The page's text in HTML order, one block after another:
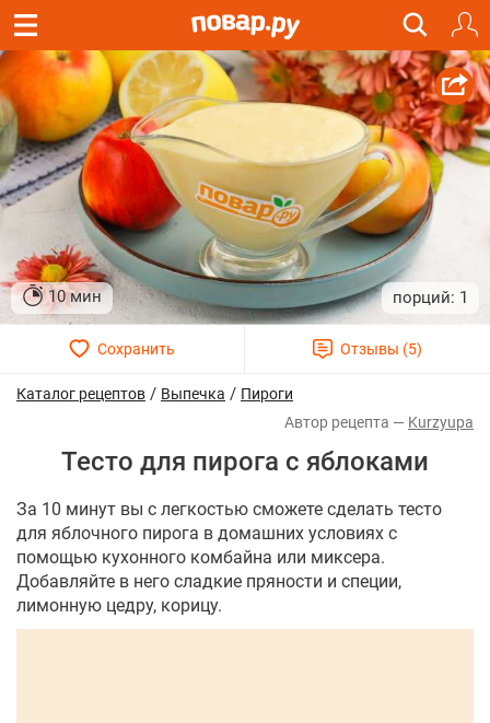
10 мин 1
Каталог рецептов / Выпечка / Пироги
Kurzyupa
Тесто для пирога с яблоками
За 10 минут вы с легкостью сможете сделать тесто
для яблочного пирога в домашних условиях с
помощью кухонного комбайна или миксера.
Добавляйте в него сладкие пряности и специи,
лимонную цедру, корицу.